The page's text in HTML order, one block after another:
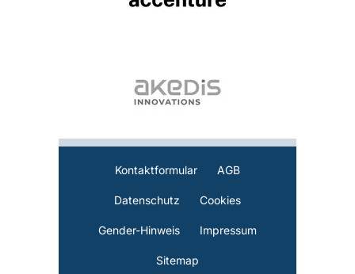
Kontaktformular AGB
Datenschutz Cookies
Gender-Hinweis Impressum
Sitemap